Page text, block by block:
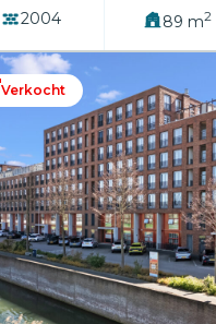
2004 89 m2
Verkocht